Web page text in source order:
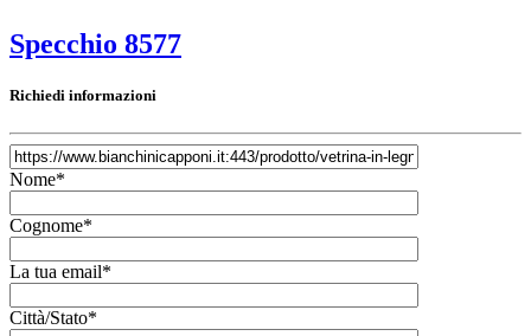
Specchio 8577
Richiedi informazioni
Nome*
Cognome*
La tua email*
Città/Stato*